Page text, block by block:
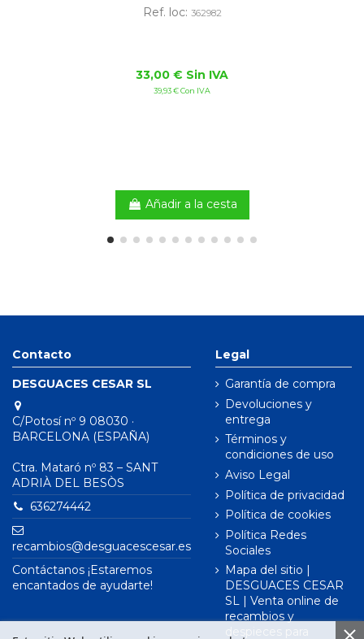
Ref. loc: 362982
33,00 € Sin IVA
39,93 € Con IVA
Añadir a la cesta
Contacto
DESGUACES CESAR SL
C/Potosí nº 9 08030 ·
BARCELONA (ESPAÑA)
Ctra. Mataró nº 83 – SANT
ADRIÀ DEL BESÒS
636274442
recambios@desguacescesar.es
Contáctanos ¡Estaremos
encantados de ayudarte!
Legal
Garantía de compra
Devoluciones y
entrega
Términos y
condiciones de uso
Aviso Legal
Política de privacidad
Política de cookies
Política Redes
Sociales
Mapa del sitio |
DESGUACES CESAR
SL | Venta online de
recambios y
despieces para